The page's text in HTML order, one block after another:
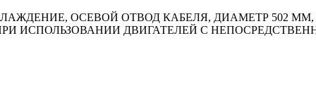
ОСЕВОЙ ОТВОД КАБЕЛЯ, ДИАМЕТР 502
ИСПОЛЬЗОВАНИИ ДВИГАТЕЛЕЙ С